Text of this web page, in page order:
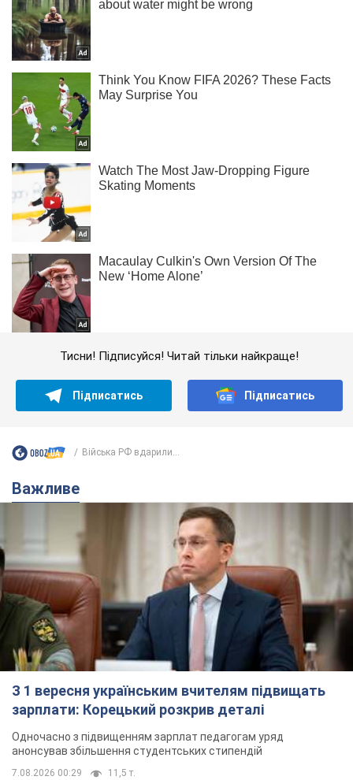
Тисни! Підписуйся! Читай тільки найкраще!
Підписатись Підписатись
Війська РФ вдарили...
Важливе
З 1 вересня українським вчителям підвищать
зарплати: Корецький розкрив деталі
Одночасно з підвищенням зарплат педагогам уряд
анонсував збільшення студентських стипендій
7.08.2026 00:29 11,5 т.